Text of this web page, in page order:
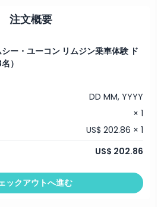
注文概要
ー・ユーコン リムジン乗車体験 ド
）
DD MM, YYYY
× 1
US$ 202.86 × 1
US$ 202.86
ックアウトへ進む